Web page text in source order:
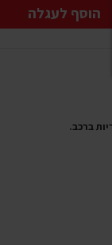
הוסף לעגלה